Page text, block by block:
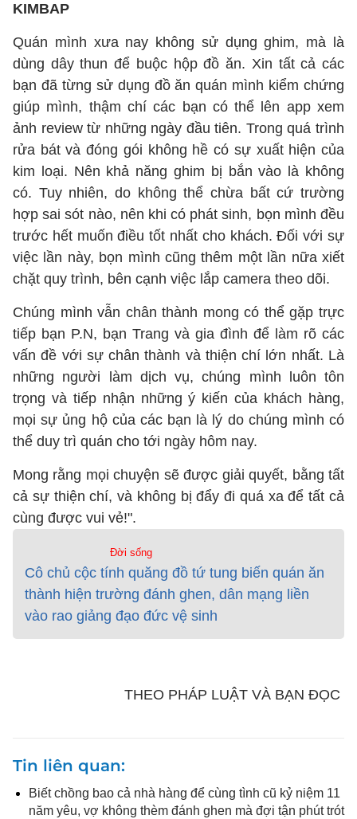
KIMBAP
Quán mình xưa nay không sử dụng ghim, mà là
dùng dây thun để buộc hộp đồ ăn. Xin tất cả các
bạn đã từng sử dụng đồ ăn quán mình kiểm chứng
giúp mình, thậm chí các bạn có thể lên app xem
ảnh review từ những ngày đầu tiên. Trong quá trình
rửa bát và đóng gói không hề có sự xuất hiện của
kim loại. Nên khả năng ghim bị bắn vào là không
có. Tuy nhiên, do không thể chừa bất cứ trường
hợp sai sót nào, nên khi có phát sinh, bọn mình đều
trước hết muốn điều tốt nhất cho khách. Đối với sự
việc lần này, bọn mình cũng thêm một lần nữa xiết
chặt quy trình, bên cạnh việc lắp camera theo dõi.
Chúng mình vẫn chân thành mong có thể gặp trực
tiếp bạn P.N, bạn Trang và gia đình để làm rõ các
vấn đề với sự chân thành và thiện chí lớn nhất. Là
những người làm dịch vụ, chúng mình luôn tôn
trọng và tiếp nhận những ý kiến của khách hàng,
mọi sự ủng hộ của các bạn là lý do chúng mình có
thể duy trì quán cho tới ngày hôm nay.
Mong rằng mọi chuyện sẽ được giải quyết, bằng tất
cả sự thiện chí, và không bị đẩy đi quá xa để tất cả
cùng được vui vẻ!".
Đời sống
Cô chủ cộc tính quăng đồ tứ tung biến quán ăn
thành hiện trường đánh ghen, dân mạng liền
vào rao giảng đạo đức vệ sinh
THEO PHÁP LUẬT VÀ BẠN ĐỌC
Tin liên quan
Biết chồng bao cả nhà hàng để cùng tình cũ kỷ niệm 11
năm yêu, vợ không thèm đánh ghen mà đợi tận phút trót